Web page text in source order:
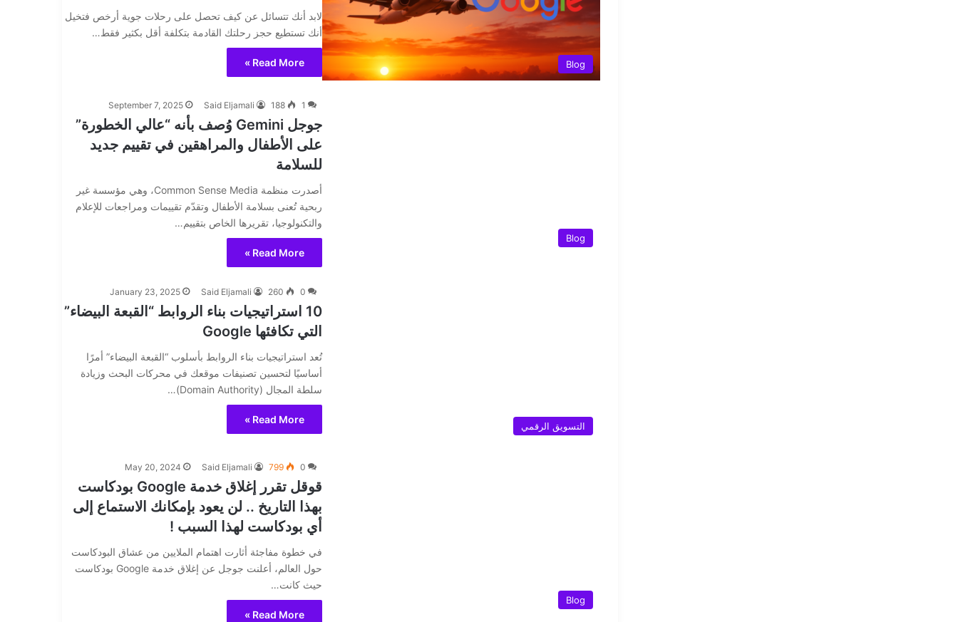
Blog
لابد أنك تتسائل عن كيف تحصل على رحلات جوية أرخص فتخيل
أنك تستطيع حجز رحلتك القادمة بتكلفة أقل بكثير فقط…
Read More »
Blog
Said Eljamali
September 7, 2025 1
188
جوجل Gemini وُصف بأنه “عالي الخطورة”
على الأطفال والمراهقين في تقييم جديد
للسلامة
أصدرت منظمة Common Sense Media، وهي مؤسسة غير
ربحية تُعنى بسلامة الأطفال وتقدّم تقييمات ومراجعات للإعلام
والتكنولوجيا، تقريرها الخاص بتقييم…
Read More »
التسويق الرقمي
Said Eljamali
January 23, 2025 0
260
10 استراتيجيات بناء الروابط “القبعة البيضاء”
التي تكافئها Google
تُعد استراتيجيات بناء الروابط بأسلوب “القبعة البيضاء” أمرًا
أساسيًا لتحسين تصنيفات موقعك في محركات البحث وزيادة
سلطة المجال (Domain Authority)…
Read More »
Blog
Said Eljamali
May 20, 2024 0
799
قوقل تقرر إغلاق خدمة Google بودكاست
بهذا التاريخ .. لن يعود بإمكانك الاستماع إلى
أي بودكاست لهذا السبب !
في خطوة مفاجئة أثارت اهتمام الملايين من عشاق البودكاست
حول العالم، أعلنت جوجل عن إغلاق خدمة Google بودكاست
حيث كانت…
Read More »